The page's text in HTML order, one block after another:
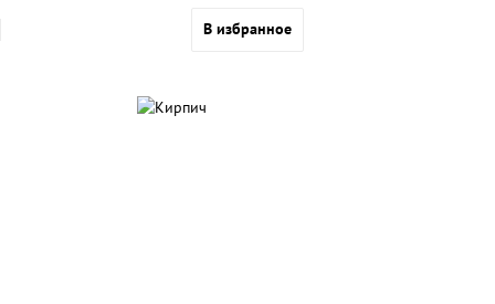
В избранное